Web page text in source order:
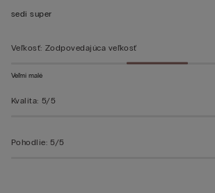
z 5
sedi super
Veľkosť: Zodpovedajúca veľkosť
Veľmi malé
Kvalita: 5/5
Pohodlie: 5/5